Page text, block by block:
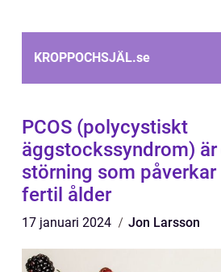
KROPPOCHSJÄL.se
PCOS (polycystiskt
äggstockssyndrom) är
störning som
fertil ålder
17 januari 2024 Jon Larsson